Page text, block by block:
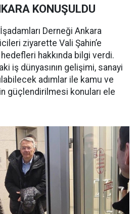
KONUŞULDU
Derneği Ankara
ziyarette Vali Şahin’e
hakkında bilgi verdi.
iş dünyasının gelişimi, sanayi
adımlar ile kamu ve
güçlendirilmesi konuları ele